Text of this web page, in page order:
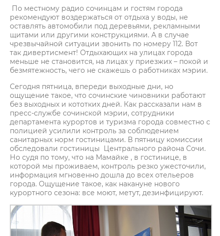
По местному радио сочинцам и гостям города
рекомендуют воздержаться от отдыха у воды, не
оставлять автомобили под деревьями, рекламными
щитами или другими конструкциями. А в случае
чрезвычайной ситуации звонить по номеру 112. Вот
так дивертисмент! Отдыхающих на улицах города
меньше не становится, на лицах у приезжих – покой и
безмятежность, чего не скажешь о работниках мэрии.
Сегодня пятница, впереди выходные дни, но
ощущение такое, что сочинские чиновники работают
без выходных и кототких дней. Как рассказали нам в
пресс-службе сочинской мэрии, сотрудники
департамента курортов и туризма города совместно с
полицией усилили контроль за соблюдением
санитарных норм гостиницами. В пятницу комиссии
обследовали гостиницы Центрального района Сочи.
Но судя по тому, что на Мамайке , в гостинице, в
которой мы проживаем, контроль резко ужесточили,
информация мгновенно дошла до всех отельеров
города. Ощущение такое, как накануне нового
курортного сезона: все моют, метут, дезинфицируют.